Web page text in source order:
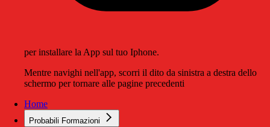
per installare la App sul tuo Iphone.
Mentre navighi nell'app, scorri il dito da sinistra a destra dello
schermo per tornare alle pagine precedenti
Home
Probabili Formazioni